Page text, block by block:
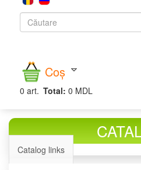
Formular
căutare
Coș
0 art. Total: 0 MDL
Catalog links